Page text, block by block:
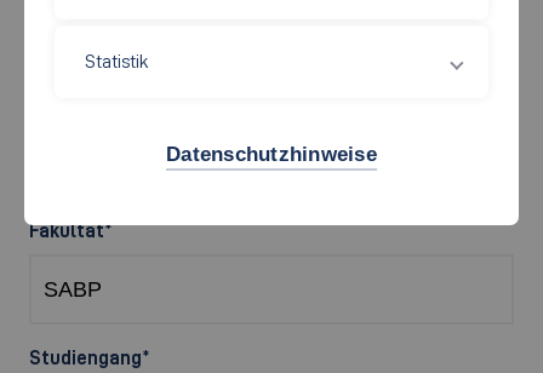
Fakultät*
Studiengang*
Statistik
Datenschutzhinweise